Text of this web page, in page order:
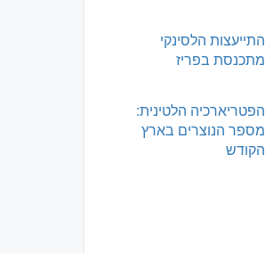
התייעצות הלסינקי
מתכנסת בפריז
הפטריארכיה הלטינית:
מספר הנוצרים בארץ
הקודש